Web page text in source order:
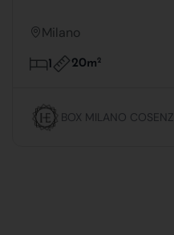
Milano
1 20m2
BOX MILANO COSENZ